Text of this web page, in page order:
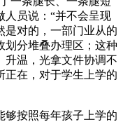
人员说：“并不会呈现
是对的，一部门业从的
划分堆叠办理区；这种
升温，光拿文件协调不
正在，对于学生上学的
按照每年孩子上学的